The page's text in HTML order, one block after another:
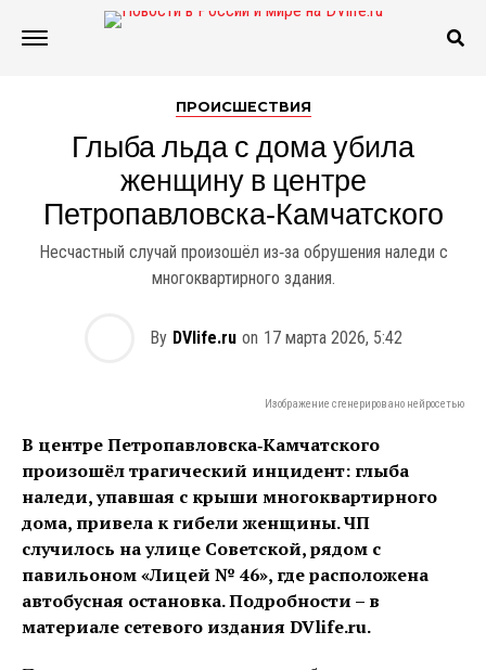
ПРОИСШЕСТВИЯ
Глыба льда с дома убила
женщину в центре
Петропавловска‑Камчатского
Несчастный случай произошёл из‑за обрушения наледи с
многоквартирного здания.
By DVlife.ru on 17 марта 2026, 5:42
Изображение сгенерировано нейросетью
В центре Петропавловска‑Камчатского
произошёл трагический инцидент: глыба
наледи, упавшая с крыши многоквартирного
дома, привела к гибели женщины. ЧП
случилось на улице Советской, рядом с
павильоном «Лицей № 46», где расположена
автобусная остановка. Подробности – в
материале сетевого издания DVlife.ru.